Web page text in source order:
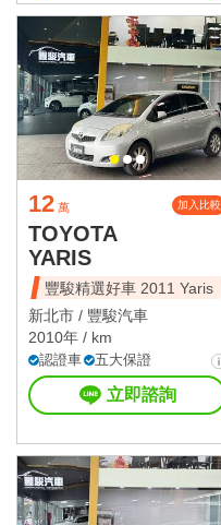
12 萬 加入比較
TOYOTA
YARIS
豐駿精選好車 2011 Yaris
新北市 / 豐駿汽車
2010年 / km
認證車 五大保證
立即諮詢